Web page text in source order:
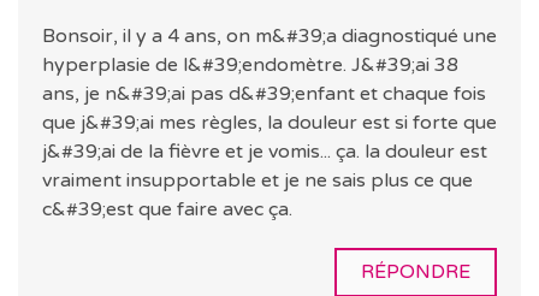
Bonsoir, il y a 4 ans, on m&#39;a diagnostiqué une
hyperplasie de l&#39;endomètre. J&#39;ai 38
ans, je n&#39;ai pas d&#39;enfant et chaque fois
que j&#39;ai mes règles, la douleur est si forte que
j&#39;ai de la fièvre et je vomis... ça. la douleur est
vraiment insupportable et je ne sais plus ce que
c&#39;est que faire avec ça.
RÉPONDRE